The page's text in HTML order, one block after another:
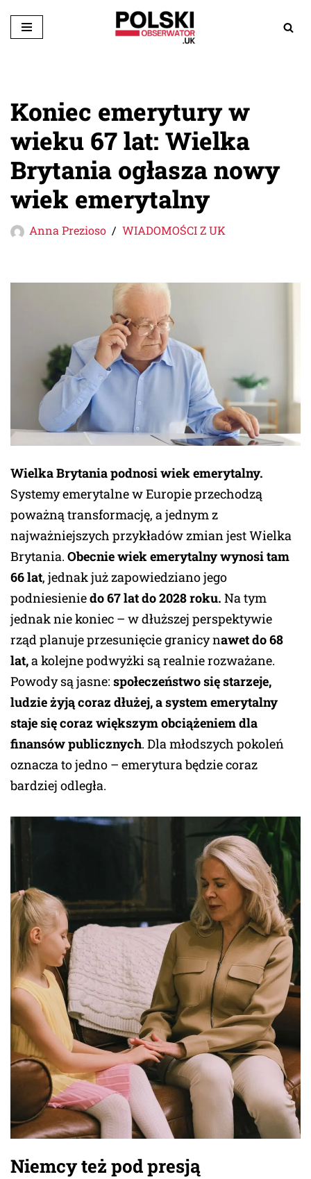
Przejdź
Koniec emerytury w
wieku 67 lat: Wielka
Brytania ogłasza nowy
wiek emerytalny
Anna Prezioso WIADOMOŚCI Z UK
Wielka Brytania podnosi wiek emerytalny.
Systemy emerytalne w Europie przechodzą
poważną transformację, a jednym z
najważniejszych przykładów zmian jest Wielka
Brytania. Obecnie wiek emerytalny wynosi tam
66 lat, jednak już zapowiedziano jego
podniesieniedo 67 lat do 2028 roku. Na tym
jednak nie koniec – w dłuższej perspektywie
rząd planuje przesunięcie granicy nawet do 68
lat,a kolejne podwyżki są realnie rozważane.
Powody są jasne: społeczeństwo się starzeje,
ludzie żyją coraz dłużej, a system emerytalny
staje się coraz większym obciążeniem dla
finansów publicznych. Dla młodszych pokoleń
oznacza to jedno – emerytura będzie coraz
bardziej odległa.
Niemcy też pod presją